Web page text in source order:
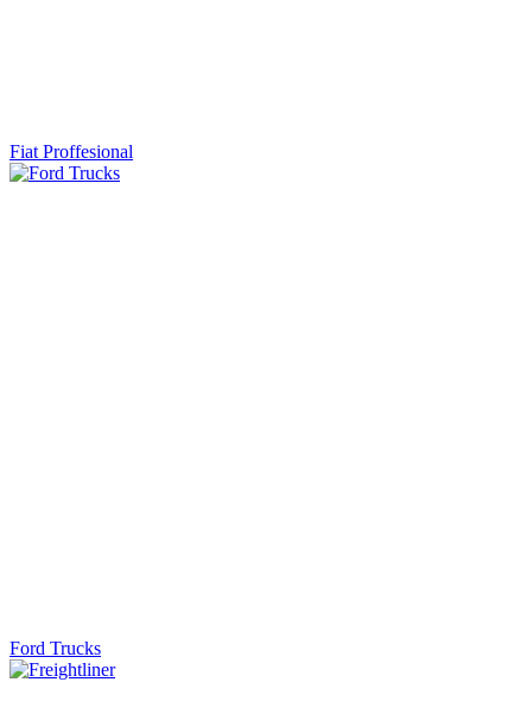
Fiat Proffesional
Ford Trucks